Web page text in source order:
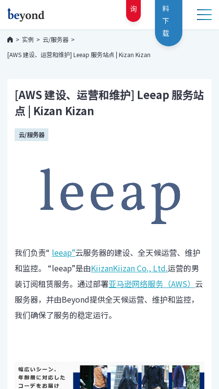
询
料
下
载
实例
云/服务器
[AWS 建设、运营和维护] Leeap 服务站点 | Kizan Kizan
[AWS 建设、运营和维护] Leeap 服务站
点 | Kizan Kizan
云/服务器
我们负责“ leeap”云服务器的建设、全天候运营、维护
和监控。 “leeap”是由KiizanKiizan Co., Ltd.运营的男
装订阅租赁服务。通过部署亚马逊网络服务（AWS） 云
服务器，并由Beyond提供全天候运营、维护和监控，
我们确保了服务的稳定运行。